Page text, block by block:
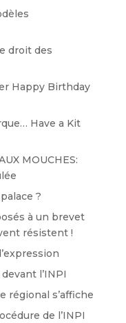
droit des
Happy Birthday
Have a Kit
MOUCHES:
?
à un brevet
résistent !
l’INPI
régional s’affiche
de l’INPI